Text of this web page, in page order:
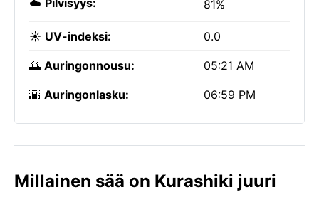
☁️ Pilvisyys: 81%
☀️ UV-indeksi: 0.0
🌅 Auringonnousu: 05:21 AM
🌇 Auringonlasku: 06:59 PM
Millainen sää on Kurashiki juuri